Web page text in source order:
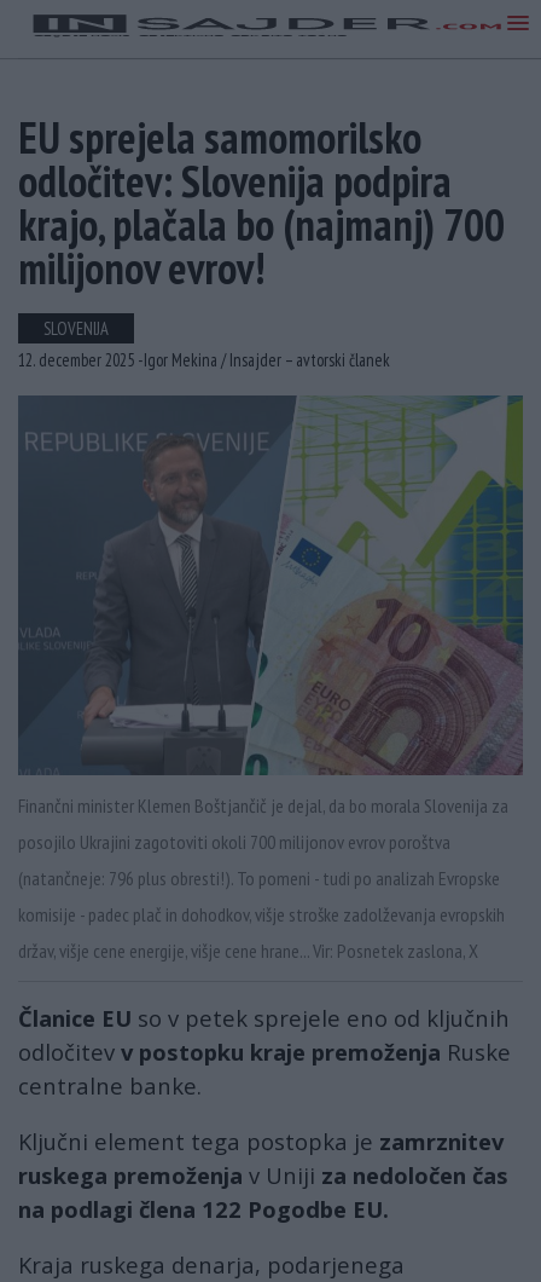
EU sprejela samomorilsko
odločitev: Slovenija podpira
krajo, plačala bo (najmanj) 700
milijonov evrov!
SLOVENIJA
12. december 2025 -Igor Mekina /Insajder – avtorski članek
Finančni minister Klemen Boštjančič je dejal, da bo morala Slovenija za
posojilo Ukrajini zagotoviti okoli 700 milijonov evrov poroštva
(natančneje: 796 plus obresti!). To pomeni - tudi po analizah Evropske
komisije - padec plač in dohodkov, višje stroške zadolževanja evropskih
držav, višje cene energije, višje cene hrane... Vir: Posnetek zaslona, X
Članice EU so v petek sprejele eno od ključnih
odločitev v postopku kraje premoženja Ruske
centralne banke.
Ključni element tega postopka je zamrznitev
ruskega premoženja v Uniji za nedoločen čas
na podlagi člena 122 Pogodbe EU.
Kraja ruskega denarja, podarjenega